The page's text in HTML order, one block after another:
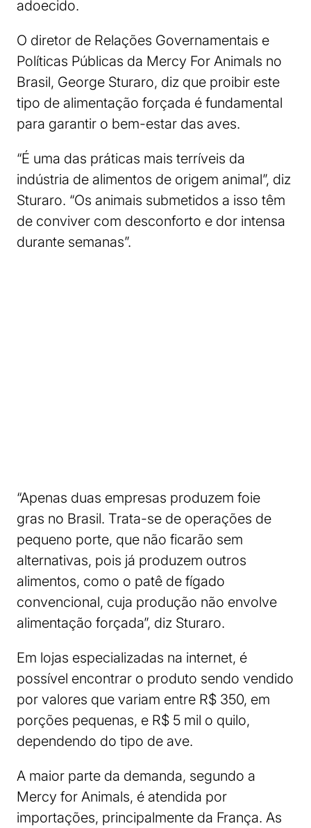
adoecido.
O diretor de Relações Governamentais e
Políticas Públicas da Mercy For Animals no
Brasil, George Sturaro, diz que proibir este
tipo de alimentação forçada é fundamental
para garantir o bem-estar das aves.
“É uma das práticas mais terríveis da
indústria de alimentos de origem animal”, diz
Sturaro. “Os animais submetidos a isso têm
de conviver com desconforto e dor intensa
durante semanas”.
“Apenas duas empresas produzem foie
gras no Brasil. Trata-se de operações de
pequeno porte, que não ficarão sem
alternativas, pois já produzem outros
alimentos, como o patê de fígado
convencional, cuja produção não envolve
alimentação forçada”, diz Sturaro.
Em lojas especializadas na internet, é
possível encontrar o produto sendo vendido
por valores que variam entre R$ 350, em
porções pequenas, e R$ 5 mil o quilo,
dependendo do tipo de ave.
A maior parte da demanda, segundo a
Mercy for Animals, é atendida por
importações, principalmente da França. As